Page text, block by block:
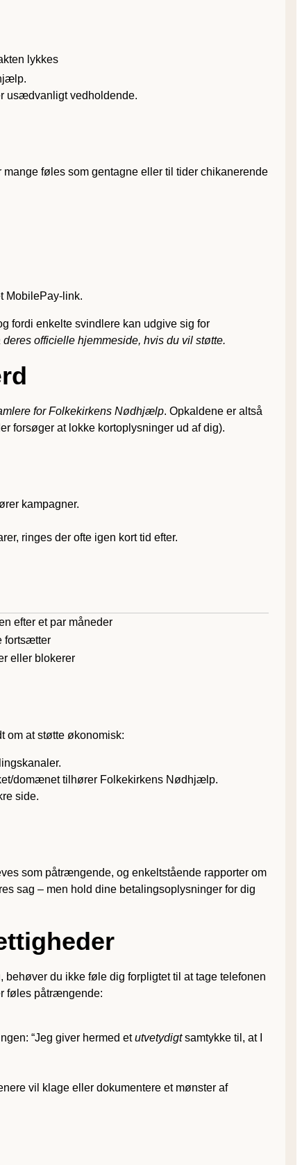
lykkes
usædvanligt vedholdende.
føles som gentagne eller til tider chikanerende
MobilePay-link.
fordi enkelte svindlere kan udgive sig for
officielle hjemmeside, hvis du vil støtte.
for Folkekirkens Nødhjælp. Opkaldene er altså
forsøger at lokke kortoplysninger ud af dig).
kampagner.
ringes der ofte igen kort tid efter.
efter et par måneder
fortsætter
eller blokerer
om at støtte økonomisk:
domænet tilhører Folkekirkens Nødhjælp.
side.
som påtrængende, og enkelt­stående rapporter om
sag – men hold dine betalings­oplysninger for dig
du ikke føle dig forpligtet til at tage telefonen
føles påtrængende:
“Jeg giver hermed etutvetydigtsamtykke til, at I
vil klage eller dokumentere et mønster af